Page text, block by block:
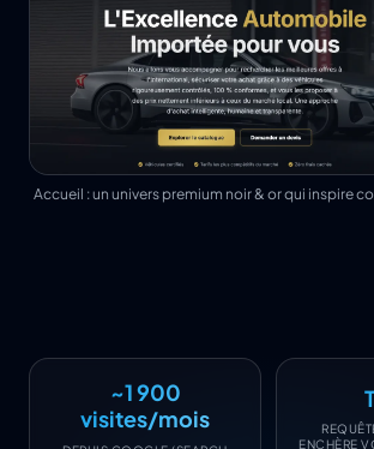
Accueil : un univers premium noir & or qui inspire
~1 900
visites/mois
ENCHÈRE